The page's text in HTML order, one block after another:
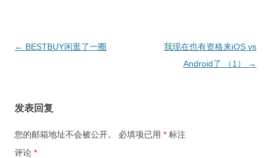
文
← BESTBUY闲逛了一圈
我现在也有资格来iOS vs
Android了 （1）
→
发表回复
您的邮箱地址不会被公开。 必填项已用 * 标注
评论 *